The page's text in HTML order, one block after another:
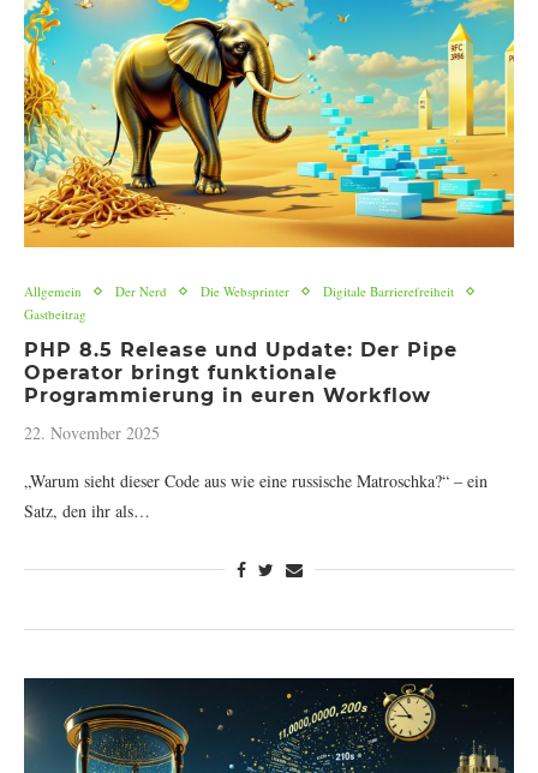
Allgemein Der Nerd Die Websprinter
Digitale Barrierefreiheit
Gastbeitrag
PHP 8.5 Release und Update: Der Pipe
Operator bringt funktionale
Programmierung in euren Workflow
22. November 2025
„Warum sieht dieser Code aus wie eine russische Matroschka?“ – ein
Satz, den ihr als…